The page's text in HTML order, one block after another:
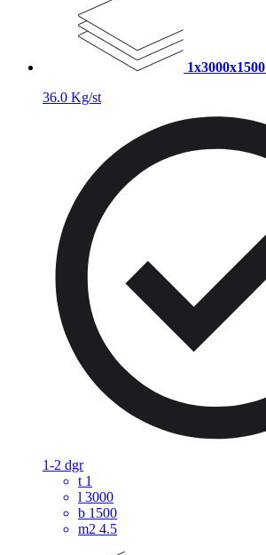
1x3000x1500
36.0 Kg/st
1-2 dgr
t 1
l 3000
b 1500
m2 4.5